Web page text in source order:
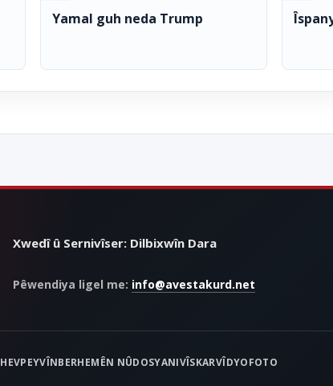
Yamal guh neda Trump
Xwedî û Sernivîser: Dilbixwîn Dara
Pêwendiya ligel me: info@avestakurd.net
HEVPEYVÎNBERHEMÊN NÛDOSYANIVÎSKARVÎDYOFOTO